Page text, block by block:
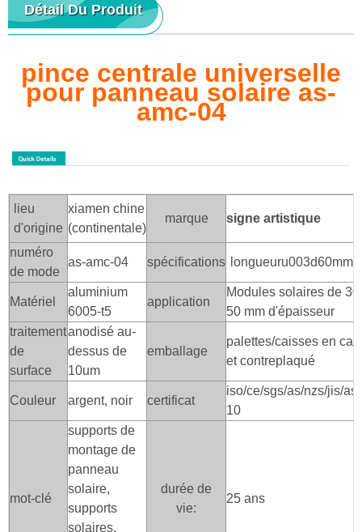
Détail Du Produit
pince centrale universelle
pour panneau solaire as-
amc-04
lieu
d'origine
xiamen chine
(continentale)
marque signe artistique
numéro
de mode
as-amc-04 spécifications longueuru003d60mm
Matériel
aluminium
6005-t5
application
Modules solaires de 30
50 mm d'épaisseur
traitement
de
surface
anodisé au-
dessus de
10um
emballage
palettes/caisses en
et contreplaqué
Couleur argent, noir certificat
iso/ce/sgs/as/nzs/jis/
10
mot-clé
supports de
montage de
panneau
solaire,
supports
solaires,
durée de
vie:
25 ans